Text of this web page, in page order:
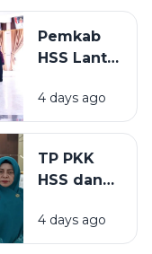
HSS
Dorong
Daerah
Perkuat
Tata
Kelola
Pemkab
HSS Lantik
Baru,
Wabup
Kinerja
Cepat dan
4 days ago
TP PKK
HSS dan
Perpanjang
Kerja Sama
4 days ago